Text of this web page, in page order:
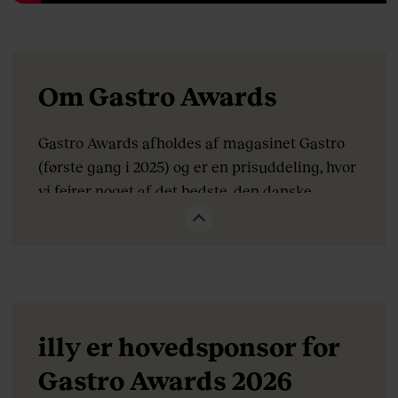
Om Gastro Awards
Gastro Awards afholdes af magasinet Gastro
(første gang i 2025) og er en prisuddeling, hvor
vi fejrer noget af det bedste, den danske
restaurationsbranche har at byde på, og hylder
ærespris. Årets ærespris uddeles til en aktør,
der fortjener en anerkendelse fra hele
branchen for lang og tro tjeneste med et altid
illy er hovedsponsor for
Gastro Awards 2026